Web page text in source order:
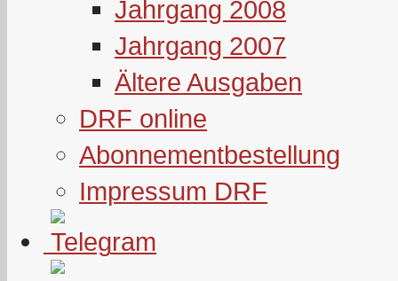
Jahrgang 2008
Jahrgang 2007
Ältere Ausgaben
DRF online
Abonnementbestellung
Impressum DRF